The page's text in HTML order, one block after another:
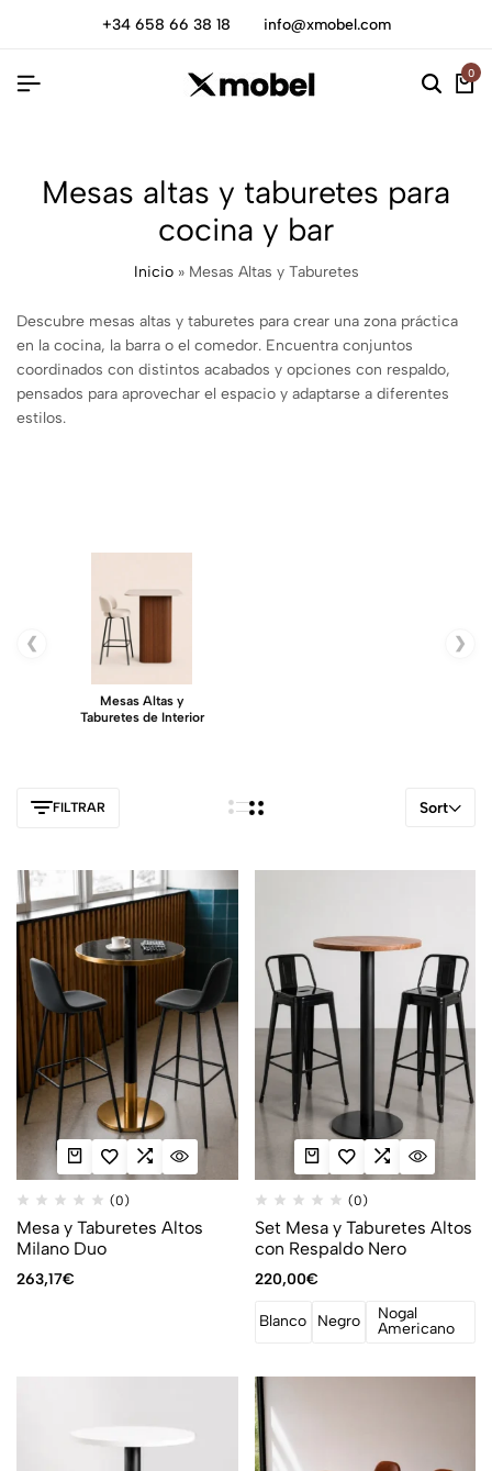
+34 658 66 38 18 info@xmobel.com
0
Mesas altas y taburetes para
cocina y bar
Inicio» Mesas Altas y Taburetes
Descubre mesas altas y taburetes para crear una zona práctica
en la cocina, la barra o el comedor. Encuentra conjuntos
coordinados con distintos acabados y opciones con respaldo,
pensados para aprovechar el espacio y adaptarse a diferentes
estilos.
❮
Mesas Altas y
Taburetes de Interior
❯
FILTRAR Sort
(0)
Mesa y Taburetes Altos
Milano Duo
263,17€
(0)
Set Mesa y Taburetes Altos
con Respaldo Nero
220,00€
Blanco Negro
Nogal
Americano